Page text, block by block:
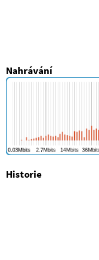
Nahrávání
Historie